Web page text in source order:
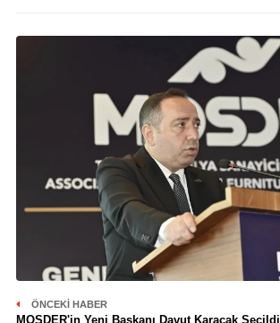
ÖNCEKI HABER
MOSDER'in Yeni Başkanı Davut Karaçak Seçildi